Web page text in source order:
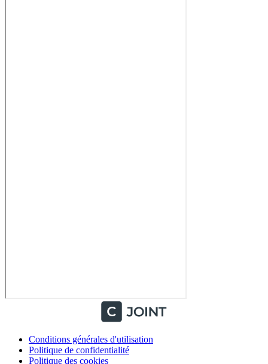
Conditions générales d'utilisation
Politique de confidentialité
Politique des cookies